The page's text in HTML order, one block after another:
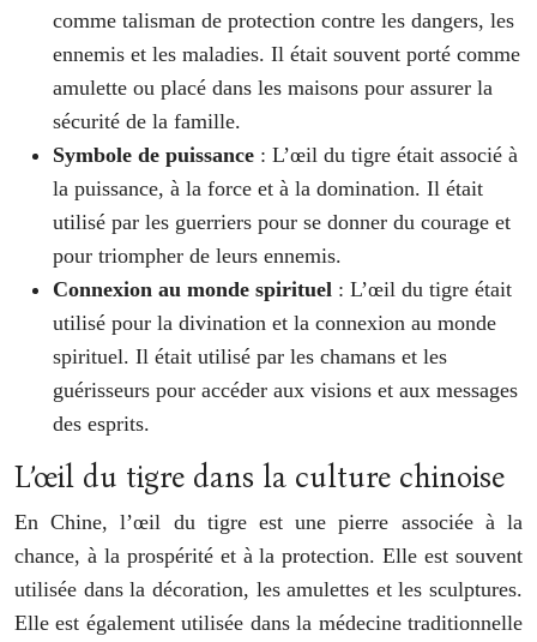
comme talisman de protection contre les dangers, les
ennemis et les maladies. Il était souvent porté comme
amulette ou placé dans les maisons pour assurer la
sécurité de la famille.
Symbole de puissance : L’œil du tigre était associé à
la puissance, à la force et à la domination. Il était
utilisé par les guerriers pour se donner du courage et
pour triompher de leurs ennemis.
Connexion au monde spirituel : L’œil du tigre était
utilisé pour la divination et la connexion au monde
spirituel. Il était utilisé par les chamans et les
guérisseurs pour accéder aux visions et aux messages
des esprits.
L’œil du tigre dans la culture chinoise
En Chine, l’œil du tigre est une pierre associée à la
chance, à la prospérité et à la protection. Elle est souvent
utilisée dans la décoration, les amulettes et les sculptures.
Elle est également utilisée dans la médecine traditionnelle